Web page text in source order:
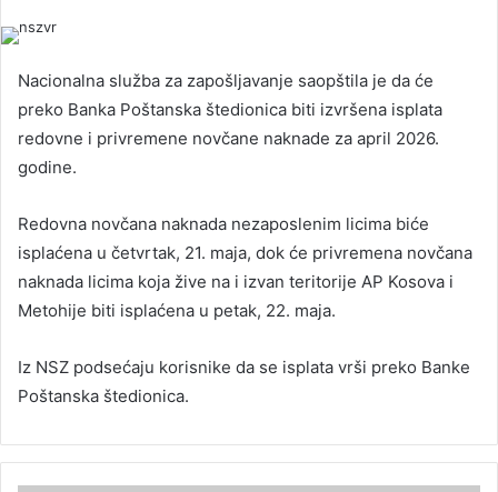
Nacionalna služba za zapošljavanje saopštila je da će
preko Banka Poštanska štedionica biti izvršena isplata
redovne i privremene novčane naknade za april 2026.
godine.
Redovna novčana naknada nezaposlenim licima biće
isplaćena u četvrtak, 21. maja, dok će privremena novčana
naknada licima koja žive na i izvan teritorije AP Kosova i
Metohije biti isplaćena u petak, 22. maja.
Iz NSZ podsećaju korisnike da se isplata vrši preko Banke
Poštanska štedionica.